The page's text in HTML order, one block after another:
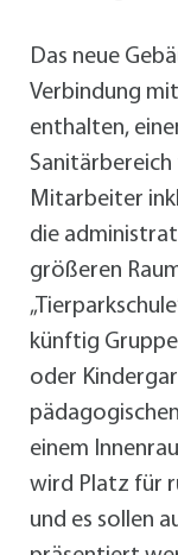
Das neue
Verbindung
enthalten,
Mitarbeiter
die
größeren
künftig
oder
einem
wird Platz für
und es sollen